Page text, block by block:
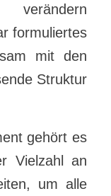
verändern
formuliertes
mit den
Struktur
gehört es
Vielzahl an
um alle